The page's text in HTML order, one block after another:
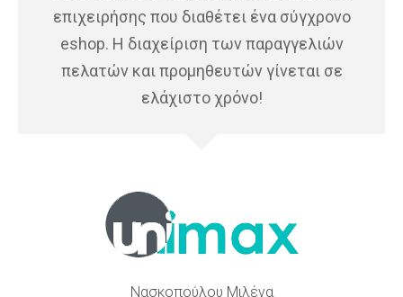
επιχειρήσης που διαθέτει ένα σύγχρονο
eshop. Η διαχείριση των παραγγελιών
πελατών και προμηθευτών γίνεται σε
ελάχιστο χρόνο!
Νασκοπούλου Μιλένα